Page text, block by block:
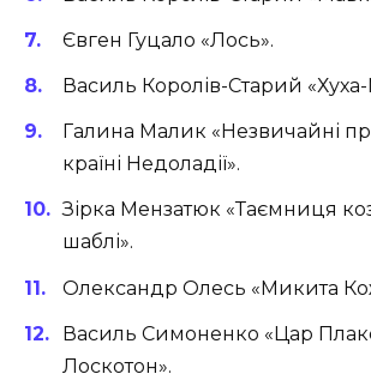
Євген Гуцало «Лось».
Василь Королів-Старий
Галина Малик «Незвичайні
країні Недоладії».
Зірка Мензатюк «Таємниця
шаблі».
Олександр Олесь «Микита
Василь Симоненко «Цар
Лоскотон».